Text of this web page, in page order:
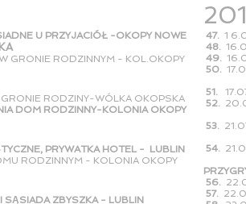
U PRZYJACIÓŁ -OKOPY NOWE
GRONIE RODZINNYM - KOL.OKOPY
RODZINY-WÓLKA OKOPSKA
DOM RODZINNY-KOLONIA OKOPY
PRYWATKA HOTEL - LUBLIN
RODZINNYM - KOLONIA OKOPY
SĄSIADA ZBYSZKA - LUBLIN
47. 1
48.
49.
50.
51.
52.
53.
K/
54.
56.
57.